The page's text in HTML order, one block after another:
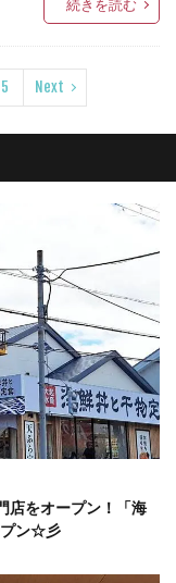
続きを読む
5 Next
店をオープン！「海
プン☆彡